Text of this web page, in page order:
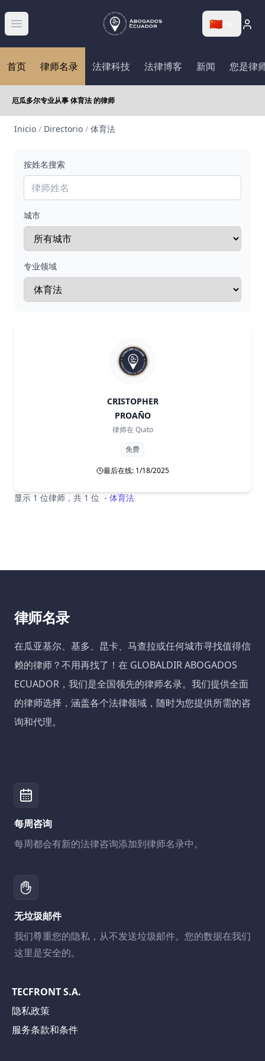
Abrir menú 🇨🇳
首页 律师名录 法律科技 法律博客 新闻 您是律
厄瓜多尔专业从事 体育法 的律师
Inicio / Directorio / 体育法
按姓名搜索
城市
专业领域
CRISTOPHER
PROAÑO
律师在 Quito
免费
最后在线: 1/18/2025
显示 1 位律师，共 1 位 - 体育法
律师名录
在瓜亚基尔、基多、昆卡、马查拉或任何城市寻找值得信
赖的律师？不用再找了！在 GLOBALDIR ABOGADOS
ECUADOR，我们是全国领先的律师名录。我们提供全面
的律师选择，涵盖各个法律领域，随时为您提供所需的咨
询和代理。
每周咨询
每周都会有新的法律咨询添加到律师名录中。
无垃圾邮件
我们尊重您的隐私，从不发送垃圾邮件。您的数据在我们
这里是安全的。
TECFRONT S.A.
隐私政策
服务条款和条件